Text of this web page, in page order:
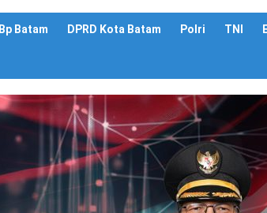
Bp Batam DPRD Kota Batam Polri TNI